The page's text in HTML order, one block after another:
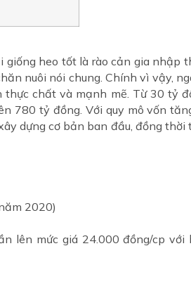
heo tốt là rào cản gia nhập
nuôi nói chung. Chính vì vậy,
chất và mạnh mẽ. Từ 30 tỷ
780 tỷ đồng. Với quy mô vốn
dựng cơ bản ban đầu, đồng
2020)
lên mức giá 24.000 đồng/cp với